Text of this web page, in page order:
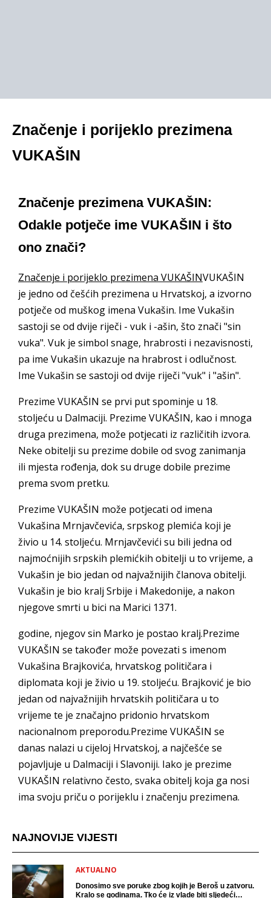
Značenje i porijeklo prezimena
VUKAŠIN
Značenje prezimena VUKAŠIN:
Odakle potječe ime VUKAŠIN i što
ono znači?
Značenje i porijeklo prezimena VUKAŠINVUKAŠIN
je jedno od češćih prezimena u Hrvatskoj, a izvorno
potječe od muškog imena Vukašin. Ime Vukašin
sastoji se od dvije riječi - vuk i -ašin, što znači "sin
vuka". Vuk je simbol snage, hrabrosti i nezavisnosti,
pa ime Vukašin ukazuje na hrabrost i odlučnost.
Ime Vukašin se sastoji od dvije riječi "vuk" i "ašin".
Prezime VUKAŠIN se prvi put spominje u 18.
stoljeću u Dalmaciji. Prezime VUKAŠIN, kao i mnoga
druga prezimena, može potjecati iz različitih izvora.
Neke obitelji su prezime dobile od svog zanimanja
ili mjesta rođenja, dok su druge dobile prezime
prema svom pretku.
Prezime VUKAŠIN može potjecati od imena
Vukašina Mrnjavčevića, srpskog plemića koji je
živio u 14. stoljeću. Mrnjavčevići su bili jedna od
najmoćnijih srpskih plemićkih obitelji u to vrijeme, a
Vukašin je bio jedan od najvažnijih članova obitelji.
Vukašin je bio kralj Srbije i Makedonije, a nakon
njegove smrti u bici na Marici 1371.
godine, njegov sin Marko je postao kralj.Prezime
VUKAŠIN se također može povezati s imenom
Vukašina Brajkovića, hrvatskog političara i
diplomata koji je živio u 19. stoljeću. Brajković je bio
jedan od najvažnijih hrvatskih političara u to
vrijeme te je značajno pridonio hrvatskom
nacionalnom preporodu.Prezime VUKAŠIN se
danas nalazi u cijeloj Hrvatskoj, a najčešće se
pojavljuje u Dalmaciji i Slavoniji. Iako je prezime
VUKAŠIN relativno često, svaka obitelj koja ga nosi
ima svoju priču o porijeklu i značenju prezimena.
NAJNOVIJE VIJESTI
AKTUALNO
Donosimo sve poruke zbog kojih je Beroš u zatvoru.
Kralo se godinama. Tko će iz vlade biti sljedeći